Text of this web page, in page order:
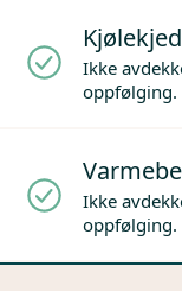
Ikke
oppfølging.
Ikke
oppfølging.